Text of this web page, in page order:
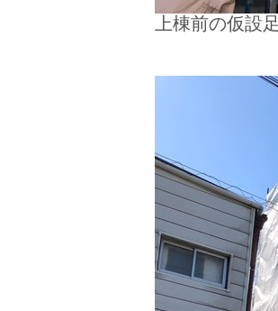
上棟前の仮設